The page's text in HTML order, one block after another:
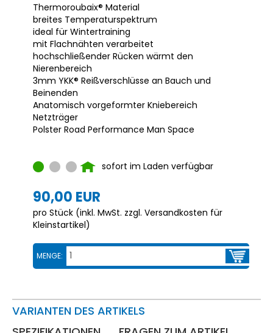
Thermoroubaix® Material
breites Temperaturspektrum
ideal für Wintertraining
mit Flachnähten verarbeitet
hochschließender Rücken wärmt den
Nierenbereich
3mm YKK® Reißverschlüsse an Bauch und
Beinenden
Anatomisch vorgeformter Kniebereich
Netzträger
Polster Road Performance Man Space
sofort im Laden verfügbar
90,00 EUR
pro Stück (inkl. MwSt. zzgl. Versandkosten für
Kleinstartikel)
MENGE:
VARIANTEN DES ARTIKELS